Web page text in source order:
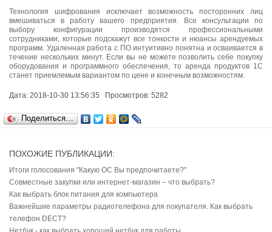
Технология шифрования исключает возможность посторонних лиц
вмешиваться в работу вашего предприятия. Все консультации по
выбору конфигурации производятся профессиональными
сотрудниками, которые подскажут все тонкости и нюансы арендуемых
программ. Удаленная работа с ПО интуитивно понятна и осваивается в
течение нескольких минут. Если вы не можете позволить себе покупку
оборудования и программного обеспечения, то аренда продуктов 1С
станет приемлемым вариантом по цене и конечным возможностям.
Дата: 2018-10-30 13:56:35 Просмотров: 5282
Поделиться…
ПОХОЖИЕ ПУБЛИКАЦИИ:
Итоги голосования "Какую ОС Вы предпочитаете?"
Совместные закупки или интернет-магазин – что выбрать?
Как выбрать блок питания для компьютера
Важнейшие параметры радиотелефона для покупателя. Как выбрать
телефон DECT?